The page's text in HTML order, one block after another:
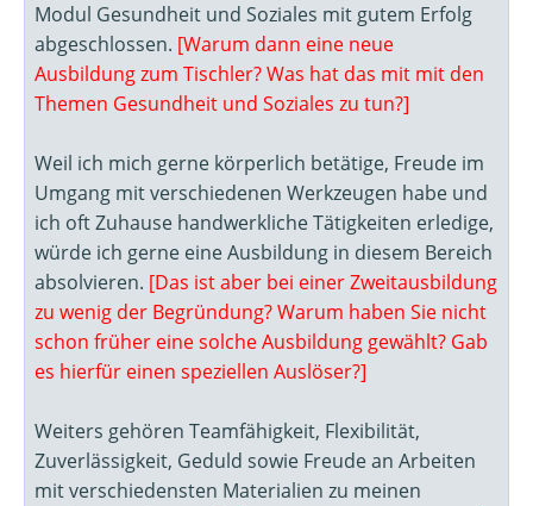
Modul Gesundheit und Soziales mit gutem Erfolg
abgeschlossen. [Warum dann eine neue
Ausbildung zum Tischler? Was hat das mit mit den
Themen Gesundheit und Soziales zu tun?]
Weil ich mich gerne körperlich betätige, Freude im
Umgang mit verschiedenen Werkzeugen habe und
ich oft Zuhause handwerkliche Tätigkeiten erledige,
würde ich gerne eine Ausbildung in diesem Bereich
absolvieren. [Das ist aber bei einer Zweitausbildung
zu wenig der Begründung? Warum haben Sie nicht
schon früher eine solche Ausbildung gewählt? Gab
es hierfür einen speziellen Auslöser?]
Weiters gehören Teamfähigkeit, Flexibilität,
Zuverlässigkeit, Geduld sowie Freude an Arbeiten
mit verschiedensten Materialien zu meinen